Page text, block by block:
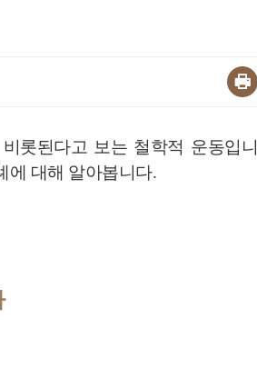
롯된다고 보는 철학적 운동입니
에 대해 알아봅니다.